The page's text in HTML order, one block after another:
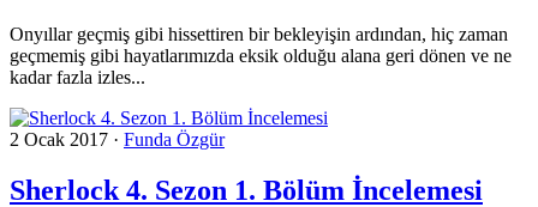
Onyıllar geçmiş gibi hissettiren bir bekleyişin ardından, hiç zaman
geçmemiş gibi hayatlarımızda eksik olduğu alana geri dönen ve ne
kadar fazla izles...
2 Ocak 2017 · Funda Özgür
Sherlock 4. Sezon 1. Bölüm İncelemesi